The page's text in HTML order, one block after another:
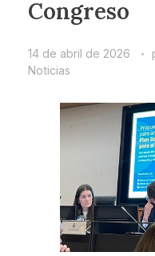
Congreso
14 de abril de 2026
Noticias